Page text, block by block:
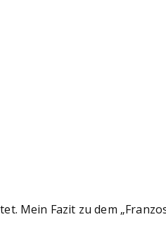
Mein Fazit zu dem